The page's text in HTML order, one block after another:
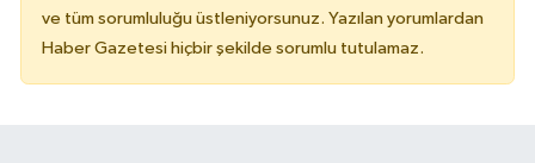
ve tüm sorumluluğu üstleniyorsunuz. Yazılan yorumlardan
Haber Gazetesi hiçbir şekilde sorumlu tutulamaz.